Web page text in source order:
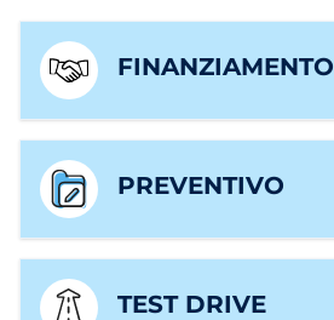
FINANZIAMENTO
PREVENTIVO
TEST DRIVE